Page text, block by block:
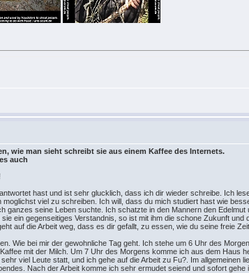
wie man sieht schreibt sie aus einem Kaffee des Internets.
auch
hast und ist sehr glucklich, dass ich dir wieder schreibe. Ich
moglichst viel zu schreiben. Ich will, dass du mich studiert hast wie
ganzes seine Leben suchte. Ich schatzte in den Mannern den
ein gegenseitiges Verstandnis, so ist mit ihm die schone Zukunft
auf die Arbeit weg, dass es dir gefallt, zu essen, wie du seine freie
Wie bei mir der gewohnliche Tag geht. Ich stehe um 6 Uhr des
mit der Milch. Um 7 Uhr des Morgens komme ich aus dem Haus
viel Leute statt, und ich gehe auf die Arbeit zu Fu?. Im
Nach der Arbeit komme ich sehr ermudet seiend und sofort